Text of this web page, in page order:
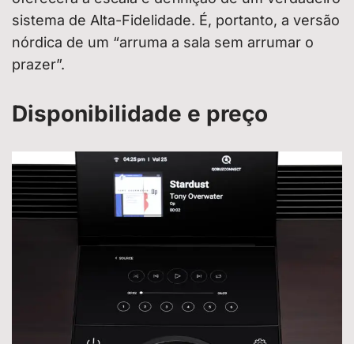
sistema de Alta-Fidelidade. É, portanto, a versão
nórdica de um “arruma a sala sem arrumar o
prazer”.
Disponibilidade e preço